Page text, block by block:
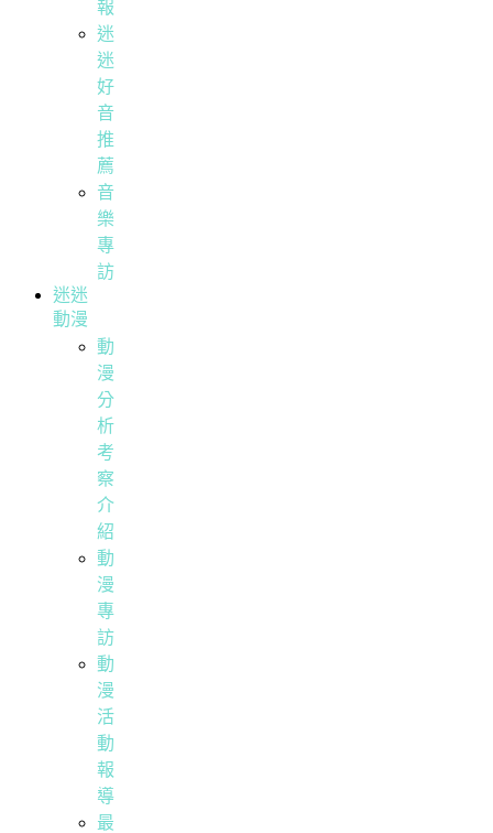
報
迷
迷
好
音
推
薦
音
樂
專
訪
迷迷
動漫
動
漫
分
析
考
察
介
紹
動
漫
專
訪
動
漫
活
動
報
導
最